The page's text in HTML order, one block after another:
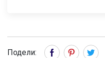
Подели: